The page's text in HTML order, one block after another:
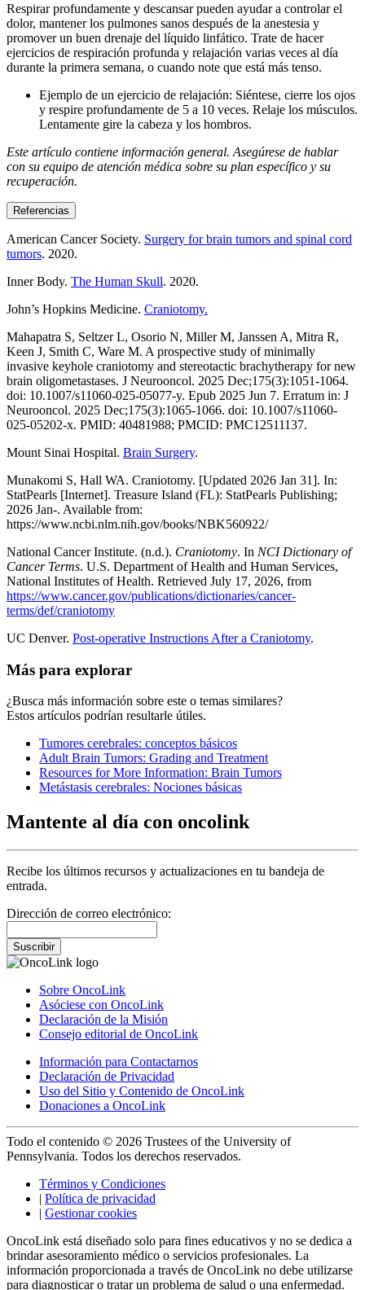
Respirar profundamente y descansar pueden ayudar a controlar el
dolor, mantener los pulmones sanos después de la anestesia y
promover un buen drenaje del líquido linfático. Trate de hacer
ejercicios de respiración profunda y relajación varias veces al día
durante la primera semana, o cuando note que está más tenso.
Ejemplo de un ejercicio de relajación: Siéntese, cierre los ojos
y respire profundamente de 5 a 10 veces. Relaje los músculos.
Lentamente gire la cabeza y los hombros.
Este artículo contiene información general. Asegúrese de hablar
con su equipo de atención médica sobre su plan específico y su
recuperación.
Referencias
American Cancer Society. Surgery for brain tumors and spinal cord
tumors. 2020.
Inner Body. The Human Skull. 2020.
John’s Hopkins Medicine. Craniotomy.
Mahapatra S, Seltzer L, Osorio N, Miller M, Janssen A, Mitra R,
Keen J, Smith C, Ware M. A prospective study of minimally
invasive keyhole craniotomy and stereotactic brachytherapy for new
brain oligometastases. J Neurooncol. 2025 Dec;175(3):1051-1064.
doi: 10.1007/s11060-025-05077-y. Epub 2025 Jun 7. Erratum in: J
Neurooncol. 2025 Dec;175(3):1065-1066. doi: 10.1007/s11060-
025-05202-x. PMID: 40481988; PMCID: PMC12511137.
Mount Sinai Hospital. Brain Surgery.
Munakomi S, Hall WA. Craniotomy. [Updated 2026 Jan 31]. In:
StatPearls [Internet]. Treasure Island (FL): StatPearls Publishing;
2026 Jan-. Available from:
https://www.ncbi.nlm.nih.gov/books/NBK560922/
National Cancer Institute. (n.d.). Craniotomy. In NCI Dictionary of
Cancer Terms. U.S. Department of Health and Human Services,
National Institutes of Health. Retrieved July 17, 2026, from
https://www.cancer.gov/publications/dictionaries/cancer-
terms/def/craniotomy
UC Denver. Post-operative Instructions After a Craniotomy.
Más para explorar
¿Busca más información sobre este o temas similares?
Estos artículos podrían resultarle útiles.
Tumores cerebrales: conceptos básicos
Adult Brain Tumors: Grading and Treatment
Resources for More Information: Brain Tumors
Metástasis cerebrales: Nociones básicas
Mantente al día con oncolink
Recibe los últimos recursos y actualizaciones en tu bandeja de
entrada.
Dirección de correo electrónico:
Suscribir
Sobre OncoLink
Asóciese con OncoLink
Declaración de la Misión
Consejo editorial de OncoLink
Información para Contactarnos
Declaración de Privacidad
Uso del Sitio y Contenido de OncoLink
Donaciones a OncoLink
Todo el contenido © 2026 Trustees of the University of
Pennsylvania. Todos los derechos reservados.
Términos y Condiciones
| Política de privacidad
| Gestionar cookies
OncoLink está diseñado solo para fines educativos y no se dedica a
brindar asesoramiento médico o servicios profesionales. La
información proporcionada a través de OncoLink no debe utilizarse
para diagnosticar o tratar un problema de salud o una enfermedad.